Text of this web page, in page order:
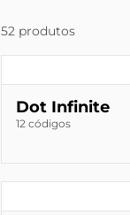
52 produtos
Dot Infinite
12 códigos